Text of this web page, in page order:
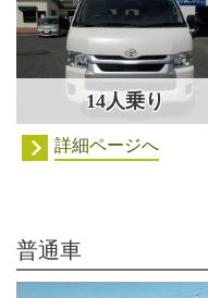
14人乗り
詳細ページへ
普通車